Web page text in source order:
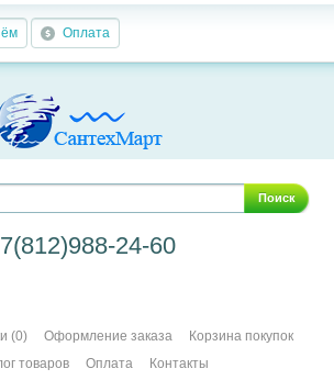
Оплата
Поиск
24-60
(0) Оформление заказа
Корзина покупок
товаров
Оплата Контакты